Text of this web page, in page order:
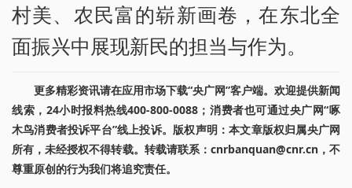
村美、农民富的崭新画卷，在东北全
面振兴中展现新民的担当与作为。
更多精彩资讯请在应用市场下载“央广网”客户端。欢迎提供新闻
线索，24小时报料热线400-800-0088；消费者也可通过央广网“啄
木鸟消费者投诉平台”线上投诉。版权声明：本文章版权归属央广网
所有，未经授权不得转载。转载请联系：cnrbanquan@cnr.cn，不
尊重原创的行为我们将追究责任。